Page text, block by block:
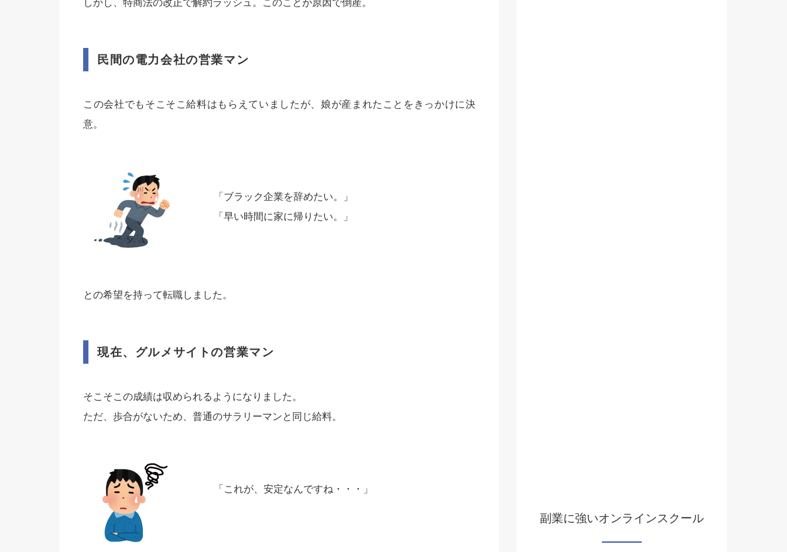
しかし、特商法の改正で解約ラッシュ。このことが原因で倒産。
民間の電力会社の営業マン
この会社でもそこそこ給料はもらえていましたが、娘が産まれたことをきっかけに決
意。
「ブラック企業を辞めたい。」
「早い時間に家に帰りたい。」
との希望を持って転職しました。
現在、グルメサイトの営業マン
そこそこの成績は収められるようになりました。
ただ、歩合がないため、普通のサラリーマンと同じ給料。
「これが、安定なんですね・・・」
副業に強いオンラインスクール